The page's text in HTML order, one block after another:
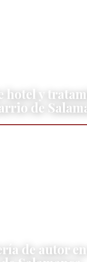
hotel y
de
de autor en